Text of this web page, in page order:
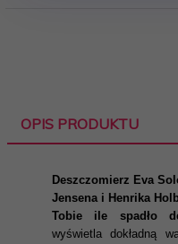
OPIS PRODUKTU
Deszczomierz Eva
Jensena i Henrika
Tobie ile spadło
wyświetla dokładną